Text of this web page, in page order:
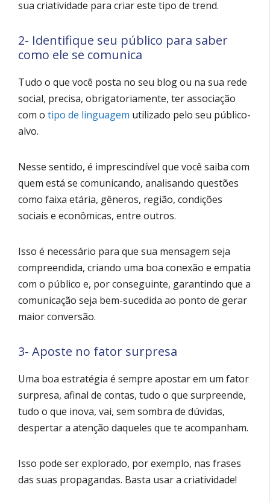
sua criatividade para criar este tipo de trend.
2- Identifique seu público para saber
como ele se comunica
Tudo o que você posta no seu blog ou na sua rede
social, precisa, obrigatoriamente, ter associação
com o tipo de linguagem utilizado pelo seu público-
alvo.
Nesse sentido, é imprescindível que você saiba com
quem está se comunicando, analisando questões
como faixa etária, gêneros, região, condições
sociais e econômicas, entre outros.
Isso é necessário para que sua mensagem seja
compreendida, criando uma boa conexão e empatia
com o público e, por conseguinte, garantindo que a
comunicação seja bem-sucedida ao ponto de gerar
maior conversão.
3- Aposte no fator surpresa
Uma boa estratégia é sempre apostar em um fator
surpresa, afinal de contas, tudo o que surpreende,
tudo o que inova, vai, sem sombra de dúvidas,
despertar a atenção daqueles que te acompanham.
Isso pode ser explorado, por exemplo, nas frases
das suas propagandas. Basta usar a criatividade!